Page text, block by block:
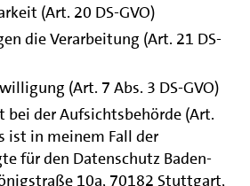
(Art. 20 DS-GVO)
die Verarbeitung (Art. 21 DS-
(Art. 7 Abs. 3 DS-GVO)
bei der Aufsichtsbehörde (Art.
ist in meinem Fall der
für den Datenschutz Baden-
10a, 70182 Stuttgart,